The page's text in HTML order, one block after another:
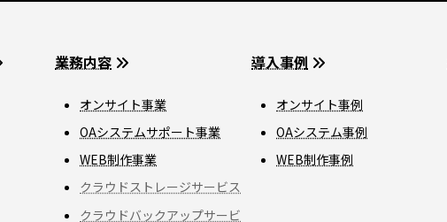
業務内容
オンサイト事業
OAシステムサポート事業
WEB制作事業
クラウドストレージサービス
クラウドバックアップサービ
導入事例
オンサイト事例
OAシステム事例
WEB制作事例